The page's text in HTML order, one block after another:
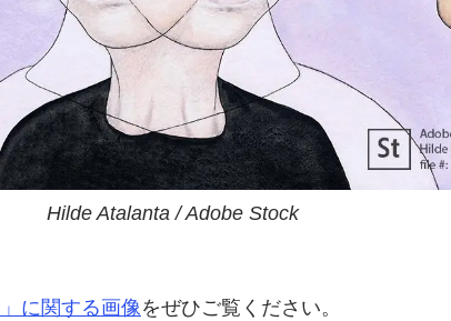
Hilde Atalanta / Adobe Stock
に関する画像をぜひご覧ください。